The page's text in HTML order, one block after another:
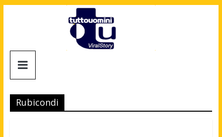
Tuttouomini
Tv,
Cinema,
Rubicondi